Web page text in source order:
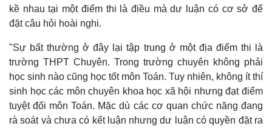
kề nhau tại một điểm thi là điều mà dư luận có cơ sở để
đặt câu hỏi hoài nghi.
"Sự bất thường ở đây lại tập trung ở một địa điểm thi là
trường THPT Chuyên. Trong trường chuyên không phải
học sinh nào cũng học tốt môn Toán. Tuy nhiên, không ít thí
sinh học các môn chuyên khoa học xã hội nhưng đạt điểm
tuyệt đối môn Toán. Mặc dù các cơ quan chức năng đang
rà soát và chưa có kết luận nhưng dư luận có quyền đặt ra